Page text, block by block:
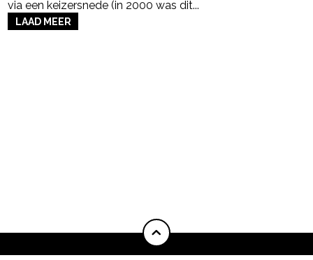
via een keizersnede (in 2000 was dit...
LAAD MEER